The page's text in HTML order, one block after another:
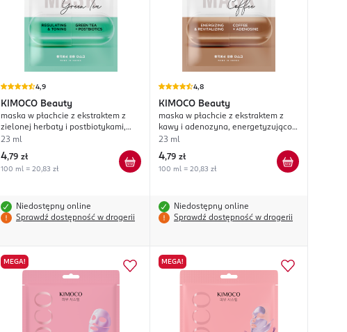
4,9
KIMOCO Beauty
maska w płachcie z ekstraktem z
zielonej herbaty i postbiotykami,
regulująco-tonizująca
23 ml
4,79 zł
100 ml = 20,83 zł
Niedostępny online
Sprawdź dostępność w drogerii
4,8
KIMOCO Beauty
maska w płachcie z ekstraktem z
kawy i adenozyna, energetyzująco-
rewitalizująca
23 ml
4,79 zł
100 ml = 20,83 zł
Niedostępny online
Sprawdź dostępność w drogerii
MEGA! MEGA!